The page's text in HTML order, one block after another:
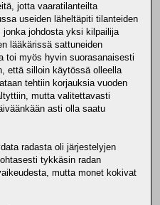
jotta vaaratilanteilta
useiden läheltäpiti tilanteiden
jonka johdosta yksi kilpailija
lääkärissä sattuneiden
toi myös hyvin suorasanaisesti
että silloin käytössä olleella
tehtiin korjauksia vuoden
mutta valitettavasti
asti olla saatu
radasta oli järjestelyjen
tykkäsin radan
mutta monet kokivat